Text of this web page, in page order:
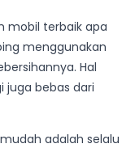
mobil terbaik apa
menggunakan
Hal
juga bebas dari
adalah selalu